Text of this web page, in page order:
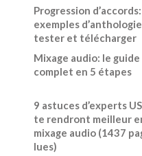
Progression
exemples
tester et télécharger
Mixage audio: le guide
complet en 5 étapes
9 astuces d’experts
te rendront meilleur
mixage audio (1437
lues)